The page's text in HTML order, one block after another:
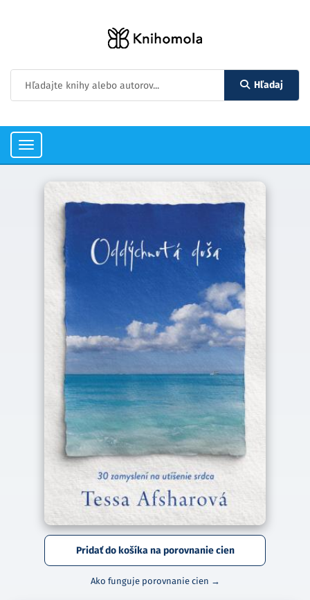
Hľadaj
Toggle
navigation
Pridať do košíka na porovnanie cien
Ako funguje porovnanie cien →